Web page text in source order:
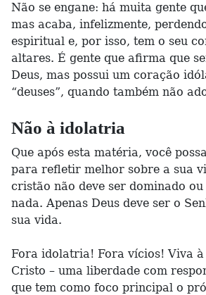
Não se engane: há muita gente
mas acaba, infelizmente,
espiritual e, por isso, tem o seu
altares. É gente que afirma que
Deus, mas possui um coração
“deuses”, quando também não
Não à idolatria
Que após esta matéria, você
para refletir melhor sobre a sua
cristão não deve ser dominado
nada. Apenas Deus deve ser o
sua vida.
Fora idolatria! Fora vícios! Viva à
Cristo – uma liberdade com
que tem como foco principal o